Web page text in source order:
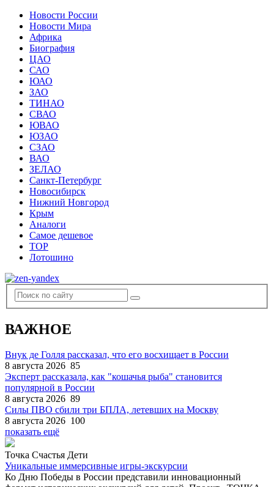
Новости России
Новости Мира
Африка
Биография
ЦАО
САО
ЮАО
ЗАО
ТИНАО
СВАО
ЮВАО
ЮЗАО
СЗАО
ВАО
ЗЕЛАО
Санкт-Петербург
Новосибирск
Нижний Новгород
Крым
Аналоги
Самое дешевое
TOP
Лотошино
ВАЖНОЕ
Внук де Голля рассказал, что его восхищает в России
8 августа 2026 85
Эксперт рассказала, как "кошачья рыба" становится
популярной в России
8 августа 2026 89
Силы ПВО сбили три БПЛА, летевших на Москву
8 августа 2026 100
показать ещё
Точка Счастья Дети
Уникальные иммерсивные игры-экскурсии
Ко Дню Победы в России представили инновационный